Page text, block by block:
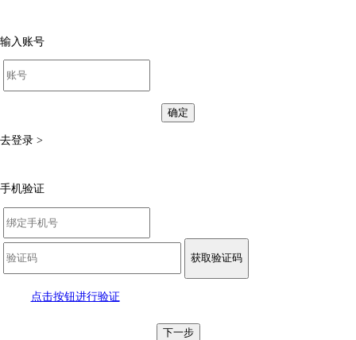
输入账号
确定
去登录 >
手机验证
获取验证码
点击按钮进行验证
下一步